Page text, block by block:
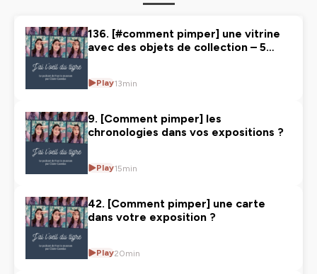
136. [#comment pimper] une vitrine
avec des objets de collection – 5
Play13min
9. [Comment pimper] les
chronologies dans vos expositions ?
Play15min
42. [Comment pimper] une carte
dans votre exposition ?
Play20min